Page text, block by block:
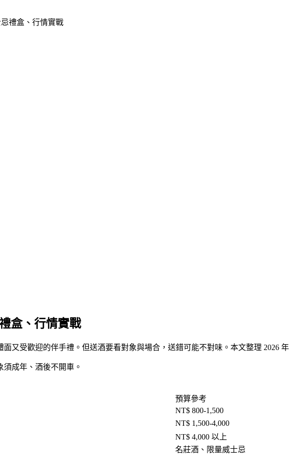
禮盒、行情實戰
盒、行情實戰
又受歡迎的伴手禮。但送酒要看對象與場合，送錯可能不對味。本文整理 2026
成年、酒後不開車。
預算參考
NT$ 800-1,500
NT$ 1,500-4,000
NT$ 4,000 以上
名莊酒、限量威士忌